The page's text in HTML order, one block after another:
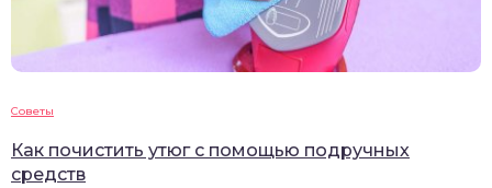
Советы
Как почистить утюг с помощью подручных
средств